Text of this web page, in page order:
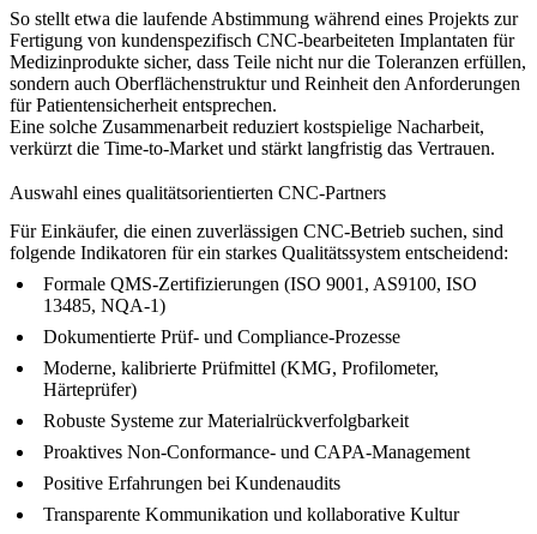
So stellt etwa die laufende Abstimmung während eines Projekts zur
Fertigung von kundenspezifisch CNC-bearbeiteten Implantaten für
Medizinprodukte sicher, dass Teile nicht nur die Toleranzen erfüllen,
sondern auch Oberflächenstruktur und Reinheit den Anforderungen
für Patientensicherheit entsprechen.
Eine solche Zusammenarbeit reduziert kostspielige Nacharbeit,
verkürzt die Time-to-Market und stärkt langfristig das Vertrauen.
Auswahl eines qualitätsorientierten CNC-Partners
Für Einkäufer, die einen zuverlässigen CNC-Betrieb suchen, sind
folgende Indikatoren für ein starkes Qualitätssystem entscheidend:
Formale QMS-Zertifizierungen (ISO 9001, AS9100, ISO
13485, NQA-1)
Dokumentierte Prüf- und Compliance-Prozesse
Moderne, kalibrierte Prüfmittel (KMG, Profilometer,
Härteprüfer)
Robuste Systeme zur Materialrückverfolgbarkeit
Proaktives Non-Conformance- und CAPA-Management
Positive Erfahrungen bei Kundenaudits
Transparente Kommunikation und kollaborative Kultur